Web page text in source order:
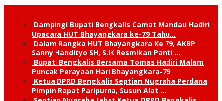
Dampingi Bupati Bengkalis Camat Mandau Hadiri
Upacara HUT Bhayangkara ke-79 Tahu…
Dalam Rangka HUT Bhayangkara Ke 79, AKBP
Sanny Handityo SH, S.IK Resmikan Panti …
Bupati Bengkalis Bersama Tomas Hadiri Malam
Puncak Perayaan Hari Bhayangkara-79
Ketua DPRD Bengkalis Septian Nugraha Perdana
Pimpin Rapat Paripurna, Susun Alat …